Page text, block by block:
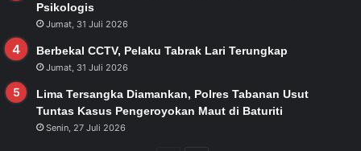
Psikologis
Jumat, 31 Juli 2026
Berbekal CCTV, Pelaku Tabrak Lari Terungkap
Jumat, 31 Juli 2026
Lima Tersangka Diamankan, Polres Tabanan Usut
Tuntas Kasus Pengeroyokan Maut di Baturiti
Senin, 27 Juli 2026